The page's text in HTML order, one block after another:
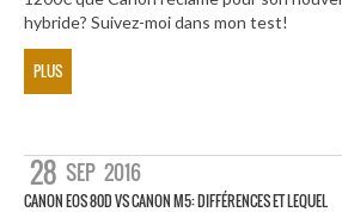
hybride? Suivez-moi dans mon test!
PLUS
28 SEP 2016
CANON EOS 80D VS CANON M5: DIFFÉRENCES ET LEQUEL